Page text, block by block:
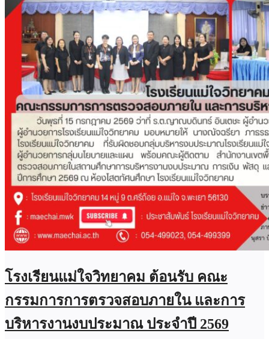
โรงเรียนแม่ใจวิทยาคม ต้อนรับ คณะ
กรรมการการตรวจสอบภายใน และการ
บริหารงานงบประมาณ ประจำปี 2569